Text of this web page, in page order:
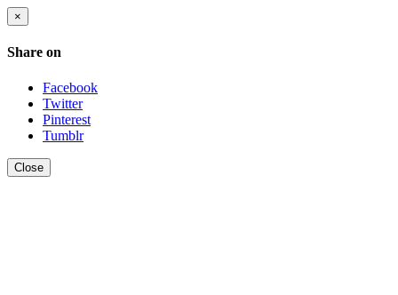
×
Share on
Facebook
Twitter
Pinterest
Tumblr
Close